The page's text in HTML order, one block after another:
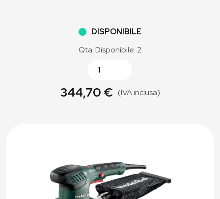
DISPONIBILE
Qta. Disponibile: 2
344,70 € (IVA inclusa)